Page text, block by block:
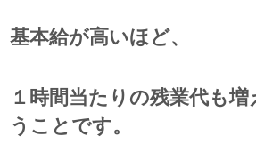
基本給が高いほど、
１時間当たりの残業代も
うことです。